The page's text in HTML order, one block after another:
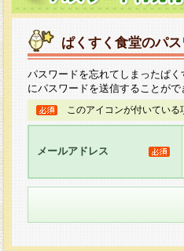
ぱくすく食堂のパ
パスワードを忘れてしまったぱ
にパスワードを送信することがで
このアイコンが付いている
メールアドレス